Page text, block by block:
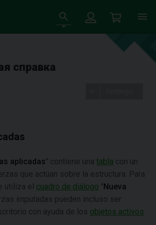
справка
aplicadas" contiene una tabla con un
que actúan sobre la estructura. Para
utiliza el cuadro de diálogo "Nueva
imputadas pueden incluso ser
con ayuda de los objetos activos